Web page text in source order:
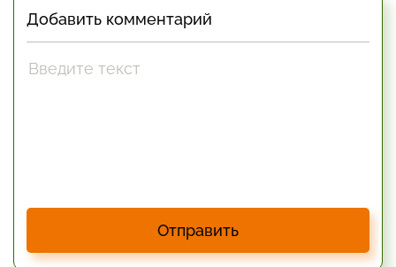
Добавить комментарий
Отправить